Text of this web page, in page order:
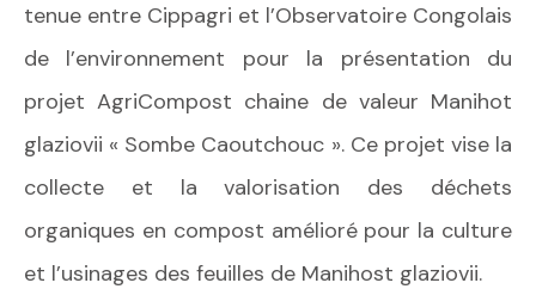
tenue entre Cippagri et l’Observatoire Congolais
de l’environnement pour la présentation du
projet AgriCompost chaine de valeur Manihot
glaziovii « Sombe Caoutchouc ». Ce projet vise la
collecte et la valorisation des déchets
organiques en compost amélioré pour la culture
et l’usinages des feuilles de Manihost glaziovii.